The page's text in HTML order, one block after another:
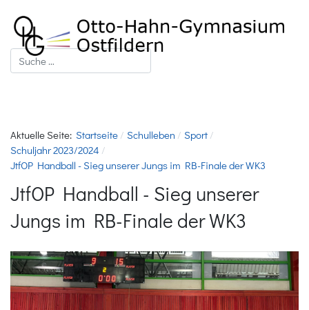
Suchen
Aktuelle Seite: Startseite Schulleben
Sport
Schuljahr 2023/2024
JtfOP Handball - Sieg unserer Jungs im RB-Finale der WK3
JtfOP Handball - Sieg unserer
Jungs im RB-Finale der WK3